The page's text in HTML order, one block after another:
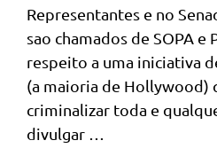
Representantes e no
sao chamados de SOPA e
respeito a uma iniciativa
(a maioria de Hollywood)
criminalizar toda e
divulgar …